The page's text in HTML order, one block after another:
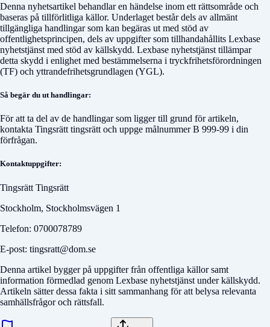
Denna nyhetsartikel behandlar en händelse inom ett rättsområde och
baseras på tillförlitliga källor. Underlaget består dels av allmänt
tillgängliga handlingar som kan begäras ut med stöd av
offentlighetsprincipen, dels av uppgifter som tillhandahållits Lexbase
nyhetstjänst med stöd av källskydd. Lexbase nyhetstjänst tillämpar
detta skydd i enlighet med bestämmelserna i tryckfrihetsförordningen
(TF) och yttrandefrihetsgrundlagen (YGL).
Så begär du ut handlingar:
För att ta del av de handlingar som ligger till grund för artikeln,
kontakta Tingsrätt tingsrätt och uppge målnummerB 999-99 i din
förfrågan.
Kontaktuppgifter:
Tingsrätt Tingsrätt
Stockholm, Stockholmsvägen 1
Telefon: 0700078789
E-post: tingsratt@dom.se
Denna artikel bygger på uppgifter från offentliga källor samt
information förmedlad genom Lexbase nyhetstjänst under källskydd.
Artikeln sätter dessa fakta i sitt sammanhang för att belysa relevanta
samhällsfrågor och rättsfall.